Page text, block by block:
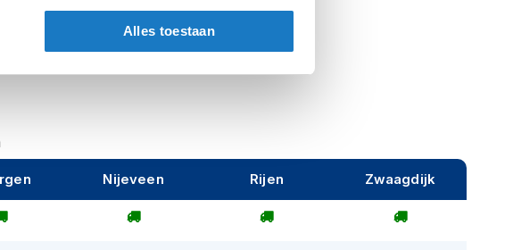
Alles toestaan
Vrouw
Nijeveen Rijen Zwaagdijk